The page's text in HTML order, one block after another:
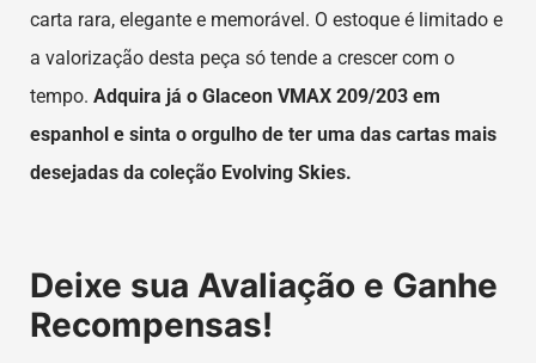
carta rara, elegante e memorável. O estoque é limitado e
a valorização desta peça só tende a crescer com o
tempo. Adquira já o Glaceon VMAX 209/203 em
espanhol e sinta o orgulho de ter uma das cartas mais
desejadas da coleção Evolving Skies.
Deixe sua Avaliação e Ganhe
Recompensas!